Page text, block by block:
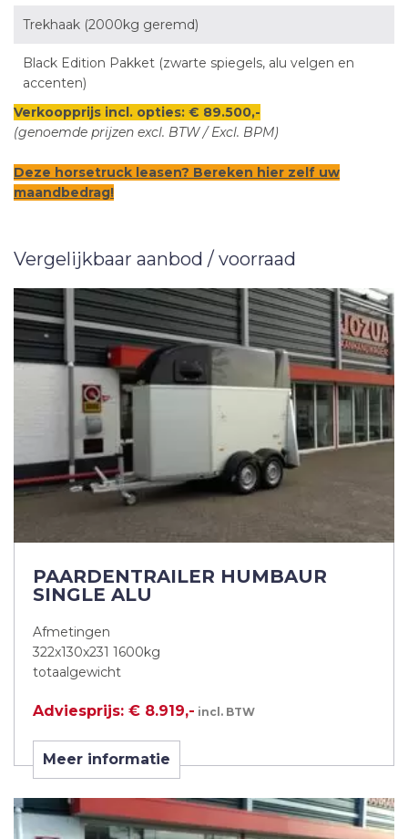
Trekhaak (2000kg geremd)
Black Edition Pakket (zwarte spiegels, alu velgen en
accenten)
Verkoopprijs incl. opties: € 89.500,-
(genoemde prijzen excl. BTW / Excl. BPM)
Deze horsetruck leasen? Bereken hier zelf uw
maandbedrag!
Vergelijkbaar aanbod / voorraad
PAARDENTRAILER HUMBAUR
SINGLE ALU
Afmetingen
322x130x231 1600kg
totaalgewicht
Adviesprijs: € 8.919,- incl. BTW
Meer informatie